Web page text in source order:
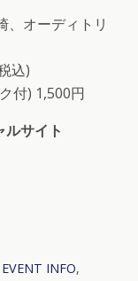
、オーディトリ
込)
付) 1,500円
ルサイト
EVENT INFO,